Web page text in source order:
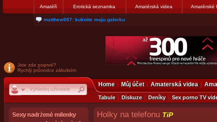
Amatéři Erotická seznamka Amatérská videa Amatérské
nanosekunda187: Hanka servis Praha Bulharská 10, tel:775674237
Jste zde poprvé?
Rychlý průvodce zákulisím
Home Můj účet Amaterská videa
Tabule Diskuze Deníky Sex porno TV
Holky na telefonu TiP